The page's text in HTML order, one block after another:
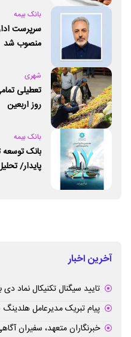
بانک بیمه
سرپرست
منصوب شد
شهری
تعطیلی
روز اربعین
بانک بیمه
بانک توسعه
پایدار/
آخرین اخبار
تایید سیگنال تکنیکال نماد
پیام تبریک مدیرعامل هلدینگ
خبرنگاران متعهد، سفیران